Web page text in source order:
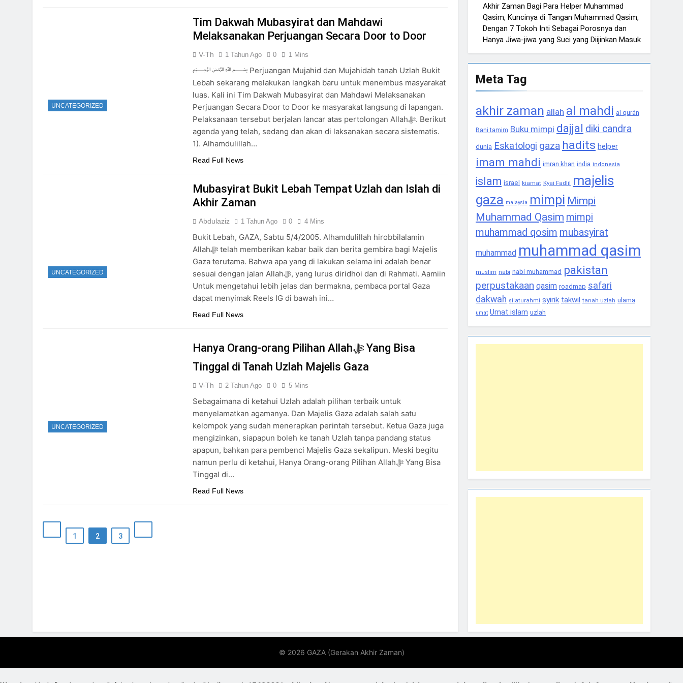
UNCATEGORIZED
Tim Dakwah Mubasyirat dan Mahdawi
Melaksanakan Perjuangan Secara Door to Door
V-Th 1 Tahun Ago 0 1 Mins
﷽ Perjuangan Mujahid dan Mujahidah tanah Uzlah Bukit
Lebah sekarang melakukan langkah baru untuk menembus masyarakat
luas. Kali ini Tim Dakwah Mubasyirat dan Mahdawi Melaksanakan
Perjuangan Secara Door to Door ke masyarakat langsung di lapangan.
Pelaksanaan tersebut berjalan lancar atas pertolongan Allahﷻ. Berikut
agenda yang telah, sedang dan akan di laksanakan secara sistematis.
1). Alhamdulillah…
Read Full News
UNCATEGORIZED
Mubasyirat Bukit Lebah Tempat Uzlah dan Islah di
Akhir Zaman
Abdulaziz 1 Tahun Ago 0 4 Mins
Bukit Lebah, GAZA, Sabtu 5/4/2005. Alhamdulillah hirobbilalamin
Allahﷻ telah memberikan kabar baik dan berita gembira bagi Majelis
Gaza terutama. Bahwa apa yang di lakukan selama ini adalah benar
sesuai dengan jalan Allahﷻ, yang lurus diridhoi dan di Rahmati. Aamiin
Untuk mengetahui lebih jelas dan bermakna, pembaca portal Gaza
dapat menyimak Reels IG di bawah ini…
Read Full News
UNCATEGORIZED
Hanya Orang-orang Pilihan Allahﷻ Yang Bisa
Tinggal di Tanah Uzlah Majelis Gaza
V-Th 2 Tahun Ago 0 5 Mins
Sebagaimana di ketahui Uzlah adalah pilihan terbaik untuk
menyelamatkan agamanya. Dan Majelis Gaza adalah salah satu
kelompok yang sudah menerapkan perintah tersebut. Ketua Gaza juga
mengizinkan, siapapun boleh ke tanah Uzlah tanpa pandang status
apapun, bahkan para pembenci Majelis Gaza sekalipun. Meski begitu
namun perlu di ketahui, Hanya Orang-orang Pilihan Allahﷻ Yang Bisa
Tinggal di…
Read Full News
1 2 3
Akhir Zaman Bagi Para Helper Muhammad
Qasim, Kuncinya di Tangan Muhammad Qasim,
Dengan 7 Tokoh Inti Sebagai Porosnya dan
Hanya Jiwa-jiwa yang Suci yang Diijinkan Masuk
Meta Tag
akhir zaman allah al mahdi al qurán
Bani tamim Buku mimpi dajjal diki candra
dunia Eskatologi gaza hadits helper
imam mahdi imran khan india indonesia
islam israel kiamat Kyai Fadlil majelis
gaza malaysia mimpi Mimpi
Muhammad Qasim mimpi
muhammad qosim mubasyirat
muhammad muhammad qasim
muslim nabi nabi muhammad pakistan
perpustakaan qasim roadmap safari
dakwah silaturahmi syirik takwil tanah uzlah ulama
umat Umat islam uzlah